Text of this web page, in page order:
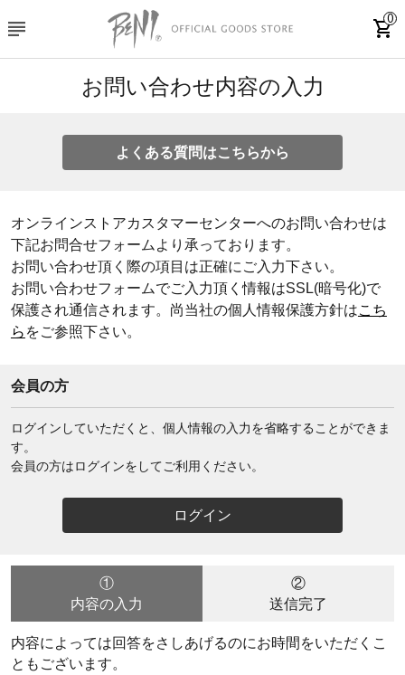
subject shopping_cart
0
お問い合わせ内容の入力
よくある質問はこちらから
オンラインストアカスタマーセンターへのお問い合わせは
下記お問合せフォームより承っております。
お問い合わせ頂く際の項目は正確にご入力下さい。
お問い合わせフォームでご入力頂く情報はSSL(暗号化)で
保護され通信されます。尚当社の個人情報保護方針はこち
ら をご参照下さい。
会員の方
ログインしていただくと、個人情報の入力を省略することができま
す。
会員の方はログインをしてご利用ください。
①
内容の入力
②
送信完了
内容によっては回答をさしあげるのにお時間をいただくこ
ともございます。